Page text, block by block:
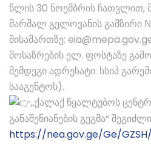
წლის 30 ნოემბრის ჩათვლით,
მარშალ გელოვანის გამზირი
მისამართზე:
მოსაზრების ელ. ფოსტაზე
შემდეგი ადრესატი: სსიპ
სააგენტოს).
„ქალაქ წყალტუბოს
განაშენიანების გეგმა“
https://nea.gov.ge/Ge/